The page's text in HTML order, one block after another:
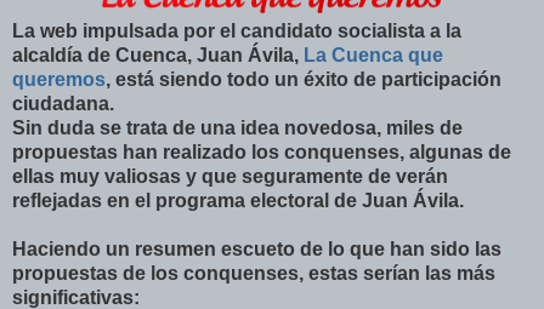
La web impulsada por el candidato socialista a la
alcaldía de Cuenca, Juan Ávila, La Cuenca que
queremos, está siendo todo un éxito de participación
ciudadana.
Sin duda se trata de una idea novedosa, miles de
propuestas han realizado los conquenses, algunas de
ellas muy valiosas y que seguramente de verán
reflejadas en el programa electoral de Juan Ávila.
Haciendo un resumen escueto de lo que han sido las
propuestas de los conquenses, estas serían las más
significativas: